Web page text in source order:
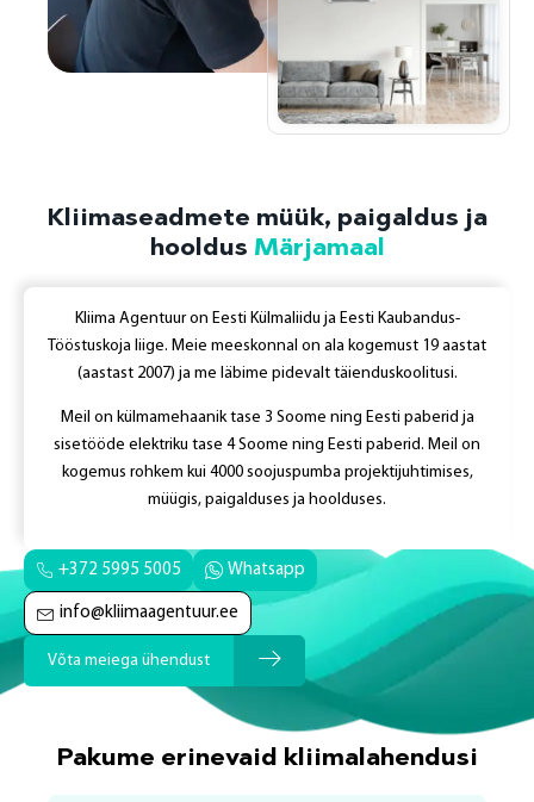
Kliimaseadmete müük, paigaldus ja
hooldus Märjamaal
Kliima Agentuur on Eesti Külmaliidu ja Eesti Kaubandus-
Tööstuskoja liige. Meie meeskonnal on ala kogemust 19 aastat
(aastast 2007) ja me läbime pidevalt täienduskoolitusi.
Meil on külmamehaanik tase 3 Soome ning Eesti paberid ja
sisetööde elektriku tase 4 Soome ning Eesti paberid. Meil on
kogemus rohkem kui 4000 soojuspumba projektijuhtimises,
müügis, paigalduses ja hoolduses.
+372 5995 5005 Whatsapp
info@kliimaagentuur.ee
Võta meiega ühendust
Pakume erinevaid kliimalahendusi